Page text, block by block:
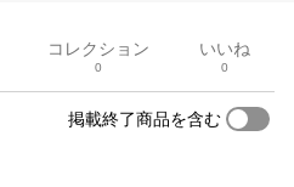
コレクション
0
いいね
0
掲載終了商品を含む